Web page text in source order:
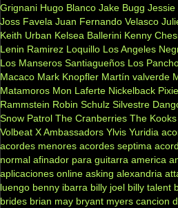
Grignani Hugo Blanco Jake Bugg Jessie
Joss Favela Juan Fernando Velasco
Keith Urban Kelsea Ballerini Kenny
Lenin Ramirez Loquillo Los Angeles
Los Manseros Santiagueños Los
Macaco Mark Knopfler Martín valverde
Matamoros Mon Laferte Nickelback
Rammstein Robin Schulz Silvestre
Snow Patrol The Cranberries The Kooks
Volbeat X Ambassadors Ylvis Yuridia
acordes menores acordes septima
normal afinador para guitarra america
aplicaciones online asking alexandria
luengo benny ibarra billy joel billy talent
brides brian may bryant myers cancion